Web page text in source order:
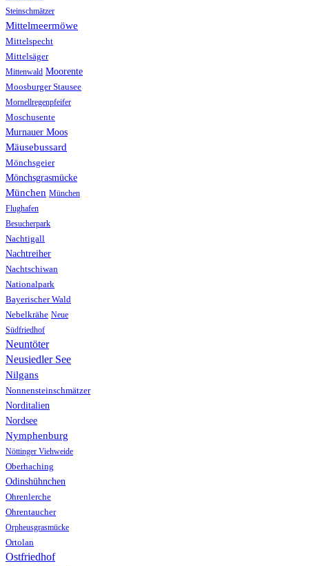
Steinschmätzer
Mittelmeermöwe
Mittelspecht
Mittelsäger
Mittenwald Moorente
Moosburger Stausee
Mornellregenpfeifer
Moschusente
Murnauer Moos
Mäusebussard
Mönchsgeier
Mönchsgrasmücke
München München
Flughafen
Besucherpark
Nachtigall
Nachtreiher
Nachtschiwan
Nationalpark
Bayerischer Wald
Nebelkrähe Neue
Südfriedhof
Neuntöter
Neusiedler See
Nilgans
Nonnensteinschmätzer
Norditalien
Nordsee
Nymphenburg
Nöttinger Viehweide
Oberhaching
Odinshühnchen
Ohrenlerche
Ohrentaucher
Orpheusgrasmücke
Ortolan
Ostfriedhof